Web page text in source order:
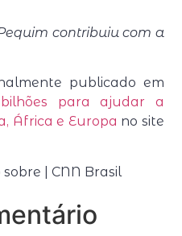
contribuiu com a
publicado em
para ajudar a
África e Europa no site
| CNN Brasil